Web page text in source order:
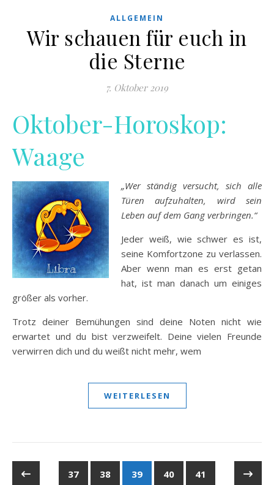
ALLGEMEIN
Wir schauen für euch in
die Sterne
7. Oktober 2019
Oktober-Horoskop:
Waage
„Wer ständig versucht, sich alle
Türen aufzuhalten, wird sein
Leben auf dem Gang verbringen.“
Jeder weiß, wie schwer es ist,
seine Komfortzone zu verlassen.
Aber wenn man es erst getan
hat, ist man danach um einiges
größer als vorher.
Trotz deiner Bemühungen sind deine Noten nicht wie
erwartet und du bist verzweifelt. Deine vielen Freunde
verwirren dich und du weißt nicht mehr, wem
WEITERLESEN
37 38 39 40 41